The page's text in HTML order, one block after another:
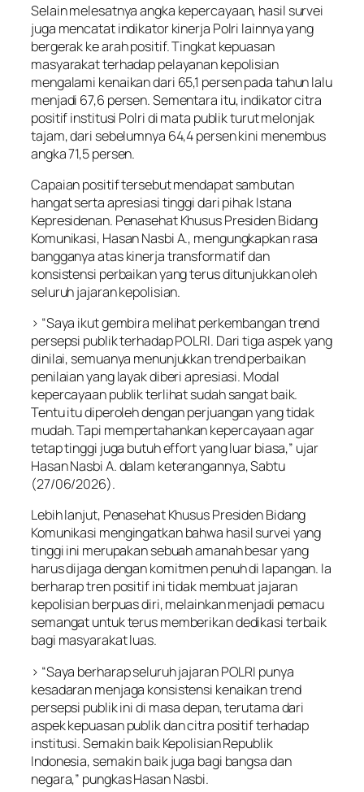
Selain melesatnya angka kepercayaan, hasil survei
juga mencatat indikator kinerja Polri lainnya yang
bergerak ke arah positif. Tingkat kepuasan
masyarakat terhadap pelayanan kepolisian
mengalami kenaikan dari 65,1 persen pada tahun lalu
menjadi 67,6 persen. Sementara itu, indikator citra
positif institusi Polri di mata publik turut melonjak
tajam, dari sebelumnya 64,4 persen kini menembus
angka 71,5 persen.
Capaian positif tersebut mendapat sambutan
hangat serta apresiasi tinggi dari pihak Istana
Kepresidenan. Penasehat Khusus Presiden Bidang
Komunikasi, Hasan Nasbi A., mengungkapkan rasa
bangganya atas kinerja transformatif dan
konsistensi perbaikan yang terus ditunjukkan oleh
seluruh jajaran kepolisian.
> “Saya ikut gembira melihat perkembangan trend
persepsi publik terhadap POLRI. Dari tiga aspek yang
dinilai, semuanya menunjukkan trend perbaikan
penilaian yang layak diberi apresiasi. Modal
kepercayaan publik terlihat sudah sangat baik.
Tentu itu diperoleh dengan perjuangan yang tidak
mudah. Tapi mempertahankan kepercayaan agar
tetap tinggi juga butuh effort yang luar biasa,” ujar
Hasan Nasbi A. dalam keterangannya, Sabtu
(27/06/2026).
Lebih lanjut, Penasehat Khusus Presiden Bidang
Komunikasi mengingatkan bahwa hasil survei yang
tinggi ini merupakan sebuah amanah besar yang
harus dijaga dengan komitmen penuh di lapangan. Ia
berharap tren positif ini tidak membuat jajaran
kepolisian berpuas diri, melainkan menjadi pemacu
semangat untuk terus memberikan dedikasi terbaik
bagi masyarakat luas.
> “Saya berharap seluruh jajaran POLRI punya
kesadaran menjaga konsistensi kenaikan trend
persepsi publik ini di masa depan, terutama dari
aspek kepuasan publik dan citra positif terhadap
institusi. Semakin baik Kepolisian Republik
Indonesia, semakin baik juga bagi bangsa dan
negara,” pungkas Hasan Nasbi.